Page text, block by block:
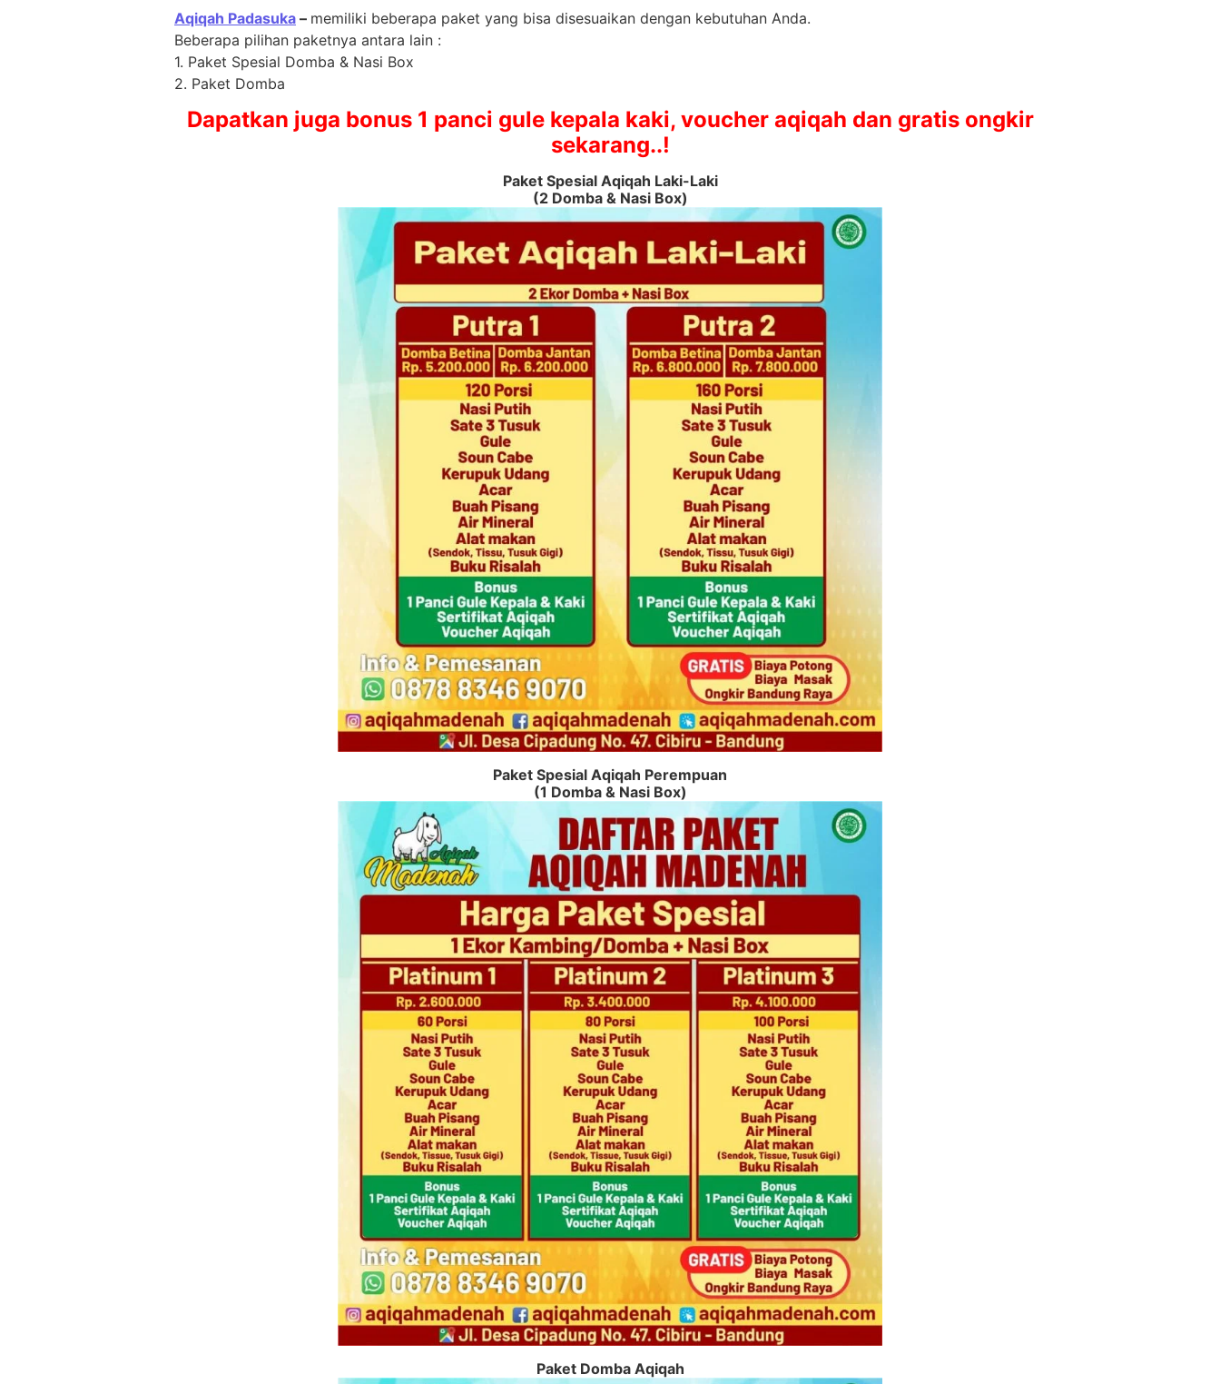
Aqiqah Padasuka – memiliki beberapa paket yang bisa disesuaikan dengan kebutuhan Anda.
Beberapa pilihan paketnya antara lain :
1. Paket Spesial Domba & Nasi Box
2. Paket Domba
Dapatkan juga bonus 1 panci gule kepala kaki, voucher aqiqah dan gratis ongkir
sekarang..!
Paket Spesial Aqiqah Laki-Laki
(2 Domba & Nasi Box)
Paket Spesial Aqiqah Perempuan
(1 Domba & Nasi Box)
Paket Domba Aqiqah